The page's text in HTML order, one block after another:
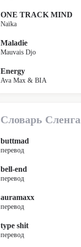
ONE TRACK MIND
Naïka
Maladie
Mauvais Djo
Energy
Ava Max & BIA
Словарь Сленга
buttmad
перевод
bell-end
перевод
auramaxx
перевод
type shit
перевод